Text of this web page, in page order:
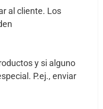
al cliente. Los
y si alguno
P.ej., enviar